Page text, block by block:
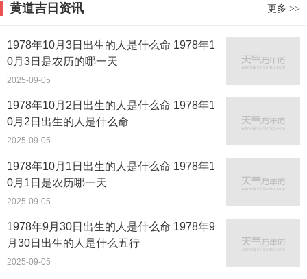
黄道吉日资讯 更多 >>
1978年10月3日出生的人是什么命 1978年1
0月3日是农历的哪一天
2025-09-05
1978年10月2日出生的人是什么命 1978年1
0月2日出生的人是什么命
2025-09-05
1978年10月1日出生的人是什么命 1978年1
0月1日是农历哪一天
2025-09-05
1978年9月30日出生的人是什么命 1978年9
月30日出生的人是什么五行
2025-09-05